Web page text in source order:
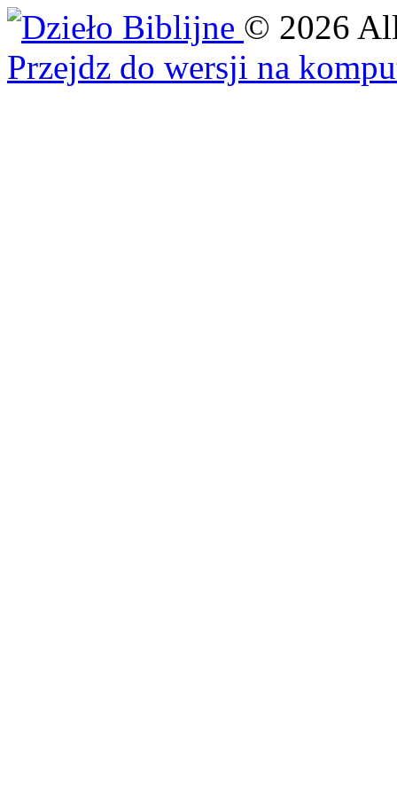
© 2026
Przejdz do wersji na